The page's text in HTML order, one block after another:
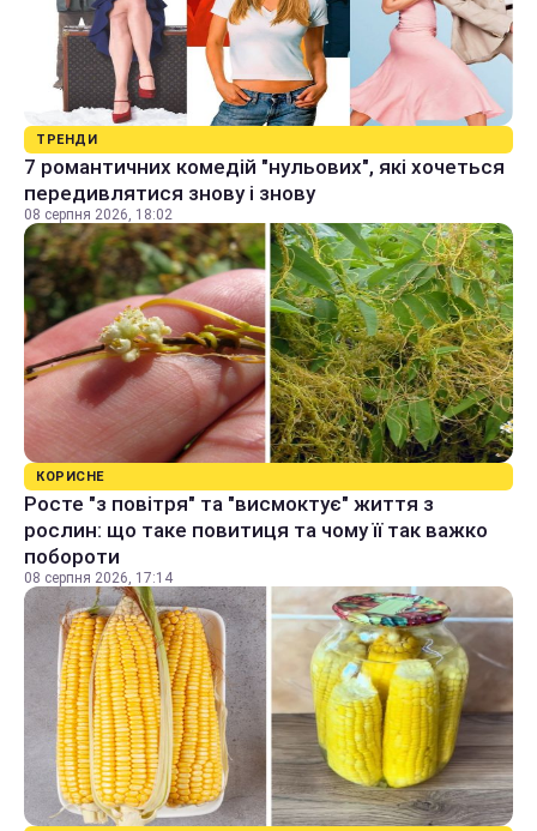
ТРЕНДИ
7 романтичних комедій "нульових", які хочеться
передивлятися знову і знову
08 серпня 2026, 18:02
КОРИСНЕ
Росте "з повітря" та "висмоктує" життя з
рослин: що таке повитиця та чому її так важко
побороти
08 серпня 2026, 17:14